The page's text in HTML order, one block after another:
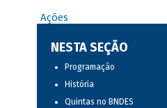
Ações
NESTA SEÇÃO
Programação
História
Quintas no BNDES